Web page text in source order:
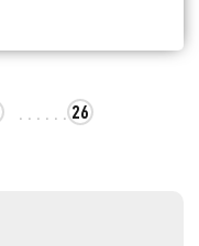
. . . . . . 26